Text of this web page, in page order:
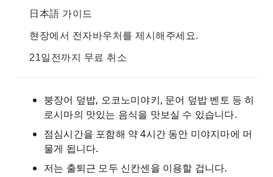
日本語 가이드
현장에서 전자바우처를 제시해주세요.
21일전까지 무료 취소
붕장어 덮밥, 오코노미야키, 문어 덮밥 벤토 등 히
로시마의 맛있는 음식을 맛보실 수 있습니다.
점심시간을 포함해 약 4시간 동안 미야지마에 머
물게 됩니다.
저는 출퇴근 모두 신칸센을 이용할 겁니다.